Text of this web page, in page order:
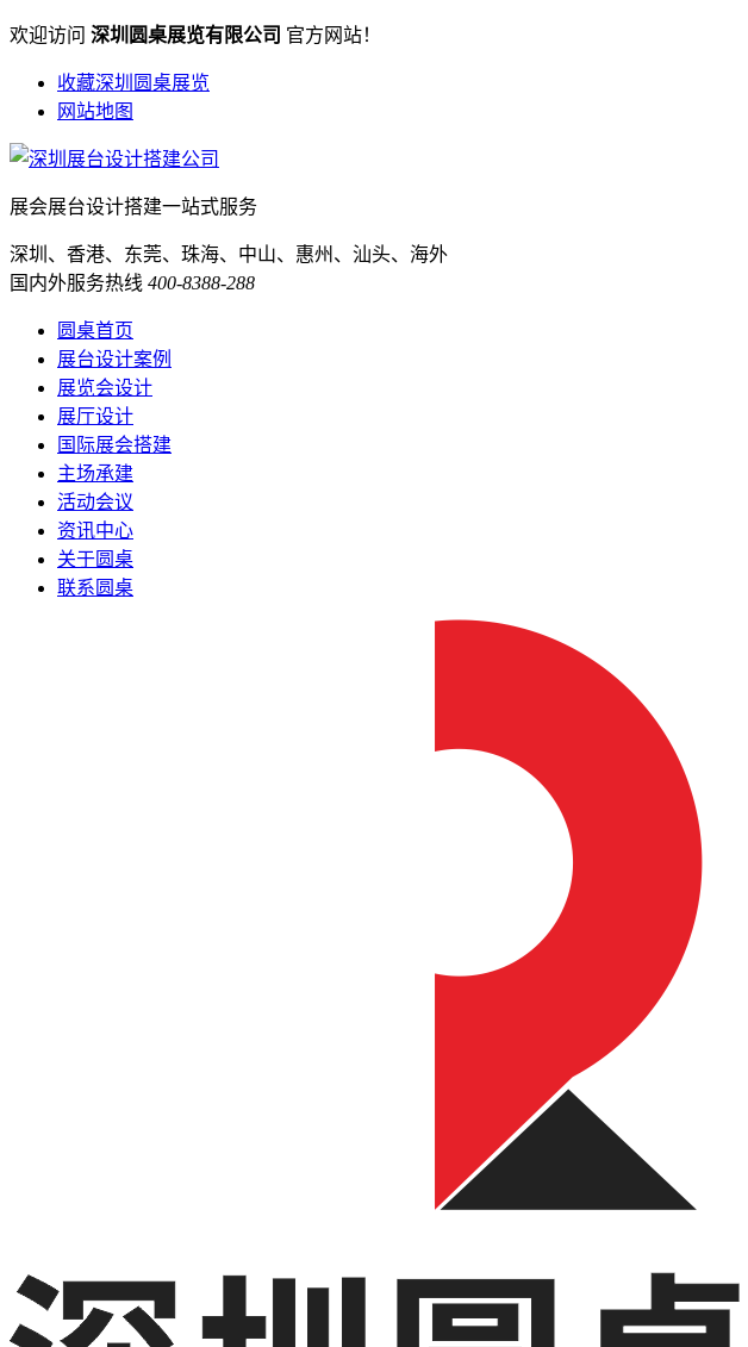
欢迎访问 深圳圆桌展览有限公司 官方网站！
收藏深圳圆桌展览
网站地图
展会展台设计搭建一站式服务
深圳、香港、东莞、珠海、中山、惠州、汕头、海外
国内外服务热线 400-8388-288
圆桌首页
展台设计案例
展览会设计
展厅设计
国际展会搭建
主场承建
活动会议
资讯中心
关于圆桌
联系圆桌